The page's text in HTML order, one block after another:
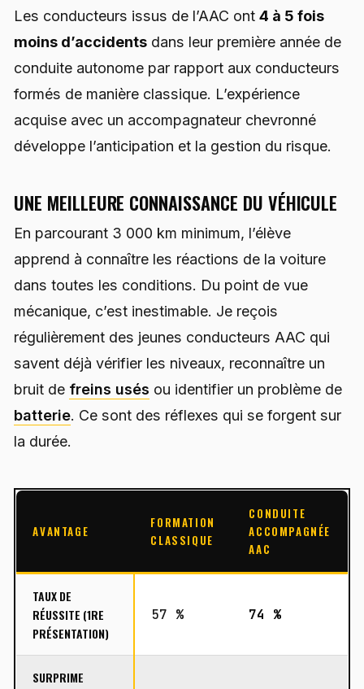
Les conducteurs issus de l’AAC ont 4 à 5 fois
moins d’accidents dans leur première année de
conduite autonome par rapport aux conducteurs
formés de manière classique. L’expérience
acquise avec un accompagnateur chevronné
développe l’anticipation et la gestion du risque.
UNE MEILLEURE CONNAISSANCE DU VÉHICULE
En parcourant 3 000 km minimum, l’élève
apprend à connaître les réactions de la voiture
dans toutes les conditions. Du point de vue
mécanique, c’est inestimable. Je reçois
régulièrement des jeunes conducteurs AAC qui
savent déjà vérifier les niveaux, reconnaître un
bruit de freins usés ou identifier un problème de
batterie. Ce sont des réflexes qui se forgent sur
la durée.
AVANTAGE
FORMATION
CLASSIQUE
CONDUITE
ACCOMPAGNÉE
AAC
TAUX DE
RÉUSSITE (1RE
PRÉSENTATION)
57 % 74 %
SURPRIME